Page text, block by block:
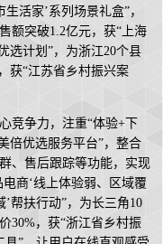
活家’系列场景礼盒”，
额突破1.2亿元，获“上海
选计划”，为浙江20个县
获“江苏省乡村振兴案
竞争力，注重“体验+下
倍优选服务平台”，整合
、售后跟踪等功能，实现
商‘线上体验弱、区域覆
’帮扶行动”，为长三角10
30%，获“浙江省乡村振